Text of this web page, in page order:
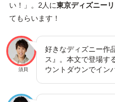
い！」。2人に東京ディズニー
てもらいます！
須貝
好きなディズニー作
ス』。本文で登場す
ウントダウンでイン